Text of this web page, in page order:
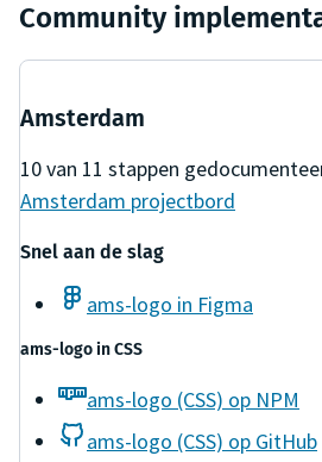
Community
Amsterdam
10van 11 stappen
Amsterdam projectbord
Snel aan de slag
ams-logo in Figma
ams-logoinCSS
ams-logo (CSS) op NPM
ams-logo (CSS) op GitHub